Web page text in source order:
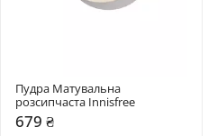
Пудра Матувальна
розсипчаста Innisfree
679 ₴